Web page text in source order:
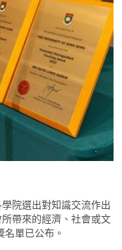
院選出對知識交流作出
帶來的經濟、社會或文
單已公布。